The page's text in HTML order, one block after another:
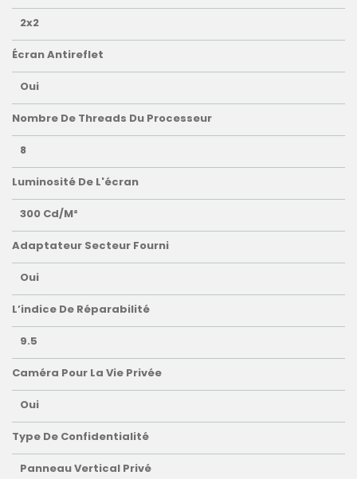
2x2
Écran Antireflet
Oui
Nombre De Threads Du Processeur
8
Luminosité De L'écran
300 Cd/m²
Adaptateur Secteur Fourni
Oui
L’indice De Réparabilité
9.5
Caméra Pour La Vie Privée
Oui
Type De Confidentialité
Panneau Vertical Privé